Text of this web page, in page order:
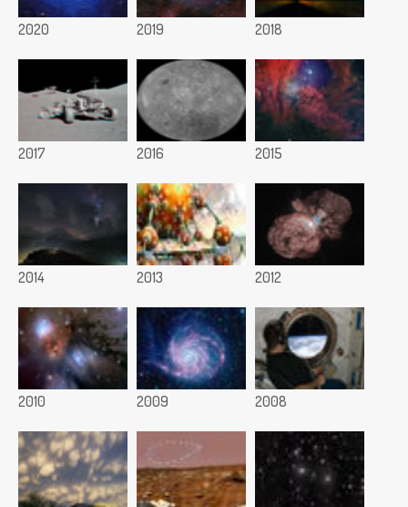
2020 2019 2018
2017 2016 2015
2014 2013 2012
2010 2009 2008